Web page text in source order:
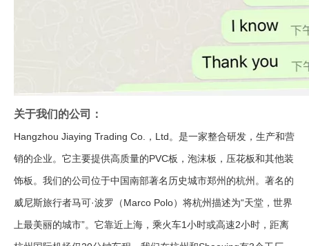
关于我们的公司：
Hangzhou Jiaying Trading Co.，Ltd。是一家整合研发，生产和营
销的企业。它主要提供高质量的PVC板，泡沫板，压花板和其他装
饰板。我们的公司位于中国南部著名历史城市郑州的杭州。著名的
威尼斯旅行者马可·波罗（Marco Polo）将杭州描述为“天堂，世界
上最美丽的城市”。它靠近上海，乘火车1小时或高速2小时，距离